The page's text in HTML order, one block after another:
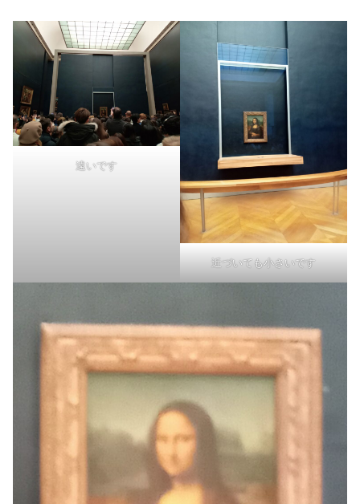
遠いです
近づいても小さいです